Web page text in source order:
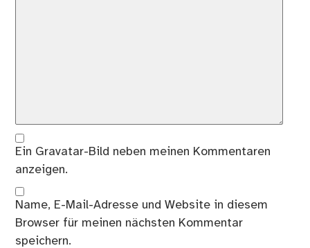
Ein Gravatar-Bild neben meinen Kommentaren
anzeigen.
Name, E-Mail-Adresse und Website in diesem
Browser für meinen nächsten Kommentar
speichern.